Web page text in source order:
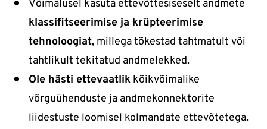
Võimalusel kasuta ettevõttesiseselt andmete
klassifitseerimise ja krüpteerimise
tehnoloogiat, millega tõkestad tahtmatult või
tahtlikult tekitatud andmelekked.
Ole hästi ettevaatlik kõikvõimalike
võrguühenduste ja andmekonnektorite
liidestuste loomisel kolmandate ettevõtetega.